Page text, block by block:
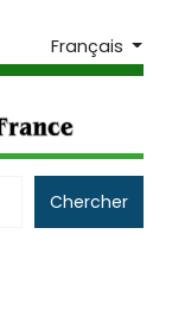
Français
Chercher